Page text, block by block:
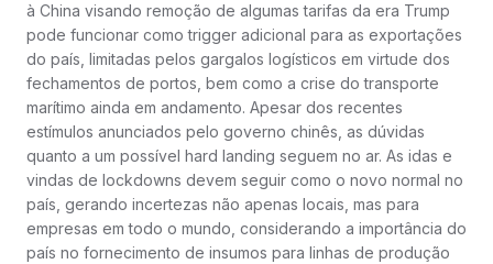
à China visando remoção de algumas tarifas da era Trump
pode funcionar como trigger adicional para as exportações
do país, limitadas pelos gargalos logísticos em virtude dos
fechamentos de portos, bem como a crise do transporte
marítimo ainda em andamento. Apesar dos recentes
estímulos anunciados pelo governo chinês, as dúvidas
quanto a um possível hard landing seguem no ar. As idas e
vindas de lockdowns devem seguir como o novo normal no
país, gerando incertezas não apenas locais, mas para
empresas em todo o mundo, considerando a importância do
país no fornecimento de insumos para linhas de produção